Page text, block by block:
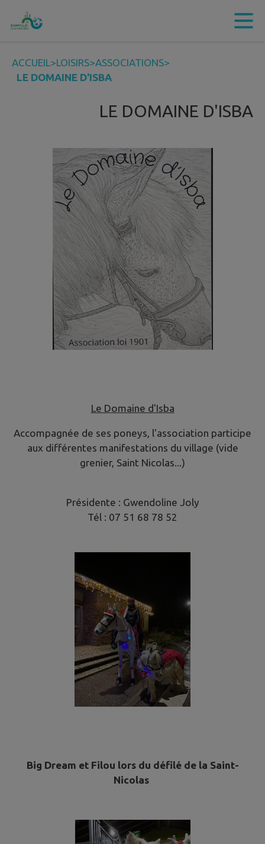
Contenu
ACCUEIL>LOISIRS>ASSOCIATIONS>
LE DOMAINE D'ISBA
LE DOMAINE D'ISBA
Le Domaine d'Isba
Accompagnée de ses poneys, l'association participe
aux différentes manifestations du village (vide
grenier, Saint Nicolas...)
Présidente : Gwendoline Joly
Tél : 07 51 68 78 52
Big Dream et Filou lors du défilé de la Saint-
Nicolas